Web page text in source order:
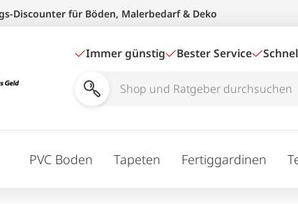
Discounter für Böden, Malerbedarf & Deko
Immer günstig Bester Service
Shop
durchsuchen
PVC Boden Tapeten Fertiggardinen